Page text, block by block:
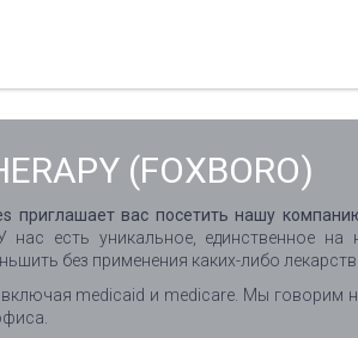
(FOXBORO)
приглашает вас посетить нашу
нас есть уникальное, единственное
без применения каких-либо лекарств.
medicaid и medicare. Мы говорим